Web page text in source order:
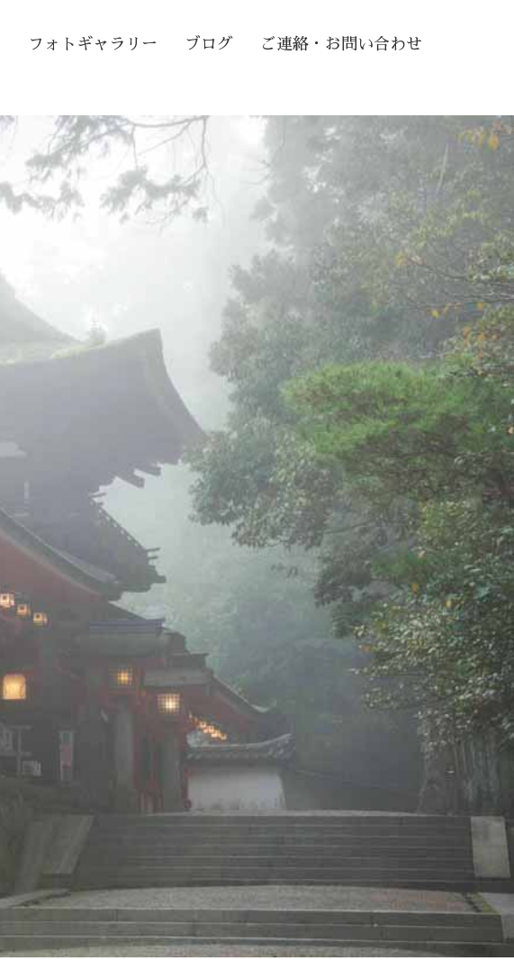
フォトギャラリー ブログ ご連絡・お問い合わせ